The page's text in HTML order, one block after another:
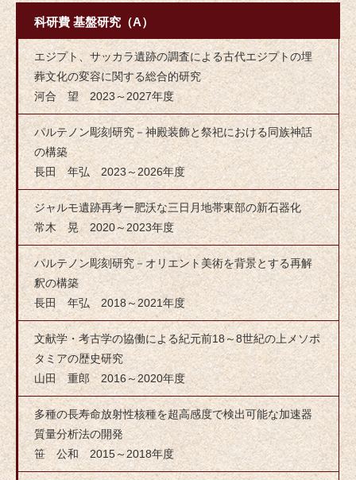
科研費 基盤研究（A）
エジプト、サッカラ遺跡の調査による古代エジプトの埋
葬文化の変容に関する総合的研究
河合 望 2023～2027年度
パルテノン彫刻研究－神殿装飾と祭祀における同族神話
の構築
長田 年弘 2023～2026年度
ジャルモ遺跡再考ー肥沃な三日月地帯東部の新石器化
常木 晃 2020～2023年度
パルテノン彫刻研究－オリエント美術を背景とする再解
釈の構築
長田 年弘 2018～2021年度
文献学・考古学の協働による紀元前18～8世紀の上メソポ
タミアの歴史研究
山田 重郎 2016～2020年度
多種の長寿命放射性核種を超高感度で検出可能な加速器
質量分析法の開発
笹 公和 2015～2018年度